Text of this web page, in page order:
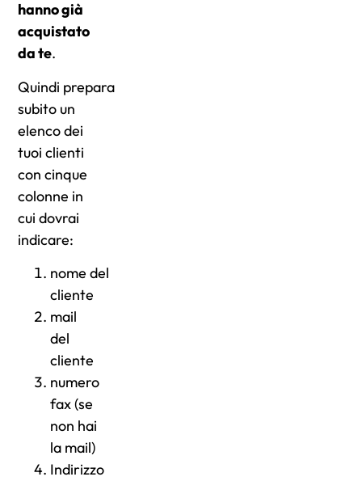
hanno già
acquistato
da te.
Quindi prepara
subito un
elenco dei
tuoi clienti
con cinque
colonne in
cui dovrai
indicare:
nome del
cliente
mail
del
cliente
numero
fax (se
non hai
la mail)
Indirizzo